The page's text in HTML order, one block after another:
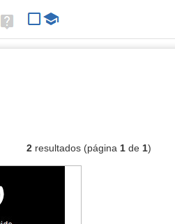
avanzada
Ayuda
(en
2resultados (página 1de 1)